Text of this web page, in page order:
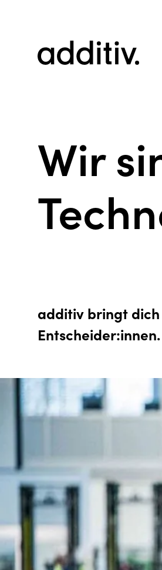
Wir
additiv bringt dich
Entscheider:innen.